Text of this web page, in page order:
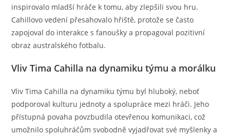
inspirovalo mladší hráče k tomu, aby zlepšili svou hru.
Cahillovo vedení přesahovalo hřiště, protože se často
zapojoval do interakce s fanoušky a propagoval pozitivní
obraz australského fotbalu.
Vliv Tima Cahilla na dynamiku týmu a morálku
Vliv Tima Cahilla na dynamiku týmu byl hluboký, neboť
podporoval kulturu jednoty a spolupráce mezi hráči. Jeho
přístupná povaha povzbudila otevřenou komunikaci, což
umožnilo spoluhráčům svobodně vyjadřovat své myšlenky a